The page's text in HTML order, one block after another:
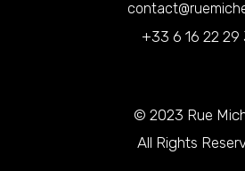
+33 6 16 22 29
© 2023 Rue
All Rights